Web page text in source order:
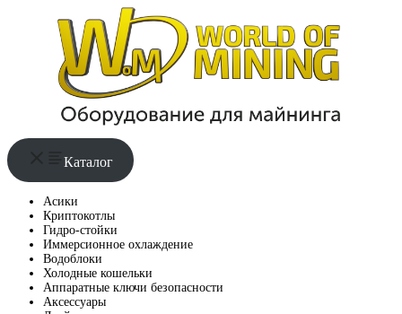
Каталог
Асики
Криптокотлы
Гидро-стойки
Иммерсионное охлаждение
Водоблоки
Холодные кошельки
Аппаратные ключи безопасности
Аксессуары